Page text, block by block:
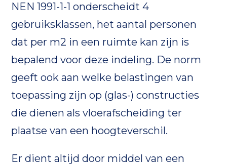
NEN 1991-1-1 onderscheidt 4
gebruiksklassen, het aantal personen
dat per m2 in een ruimte kan zijn is
bepalend voor deze indeling. De norm
geeft ook aan welke belastingen van
toepassing zijn op (glas-) constructies
die dienen als vloerafscheiding ter
plaatse van een hoogteverschil.
Er dient altijd door middel van een